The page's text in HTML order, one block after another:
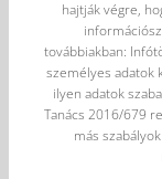
hajtják végre,
továbbiakban:
személyes adatok
ilyen adatok
Tanács 2016/679
más